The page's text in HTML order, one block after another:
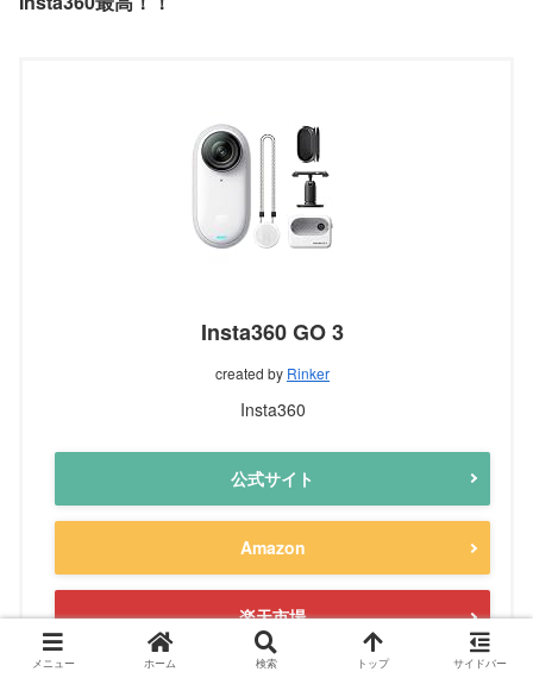
Insta360 GO 3
created by Rinker
Insta360
公式サイト
Amazon
楽天市場
メニュー ホーム 検索 トップ サイドバー